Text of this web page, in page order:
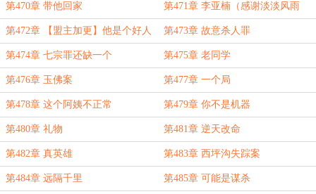
第470章 带他回家 第471章 李亚楠（感谢淡淡风雨
1987打赏的盟主）
第472章 【盟主加更】他是个好人 第473章 故意杀人罪
第474章 七宗罪还缺一个 第475章 老同学
第476章 玉佛案 第477章 一个局
第478章 这个阿姨不正常 第479章 你不是机器
第480章 礼物 第481章 逆天改命
第482章 真英雄 第483章 西坪沟失踪案
第484章 远隔千里 第485章 可能是谋杀